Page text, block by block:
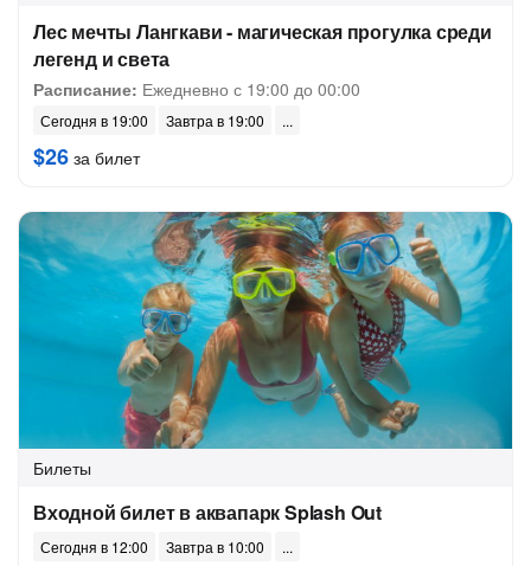
Лес мечты Лангкави - магическая прогулка среди
легенд и света
Расписание: Ежедневно с 19:00 до 00:00
Сегодня в 19:00 Завтра в 19:00
$26 за билет
Билеты
Входной билет в аквапарк Splash Out
Сегодня в 12:00 Завтра в 10:00